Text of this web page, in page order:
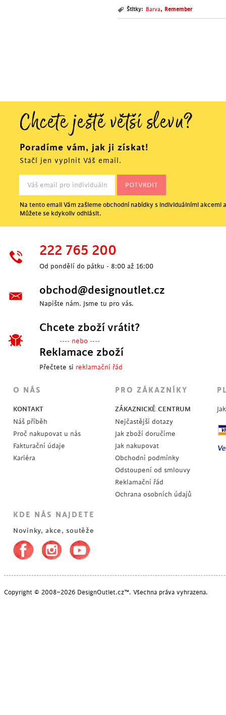
Štítky: Barva, Remember
Chcete ještě větší slevu?
Poradíme vám, jak ji získat!
Stačí jen vyplnit Váš email.
Na tento email Vám zašleme obchodní nabídky s individuálními akcemi
Můžete se kdykoliv odhlásit.
222 765 200
Od pondělí do pátku - 8:00 až 16:00
obchod@designoutlet.cz
Napište nám. Jsme tu pro vás.
Chcete zboží vrátit?
---- nebo ----
Reklamace zboží
Přečtete si reklamační řád
O NÁS
KONTAKT
Náš příběh
Proč nakupovat u nás
Fakturační údaje
Kariéra
PRO ZÁKAZNÍKY
ZÁKAZNICKÉ CENTRUM
Nejčastější dotazy
Jak zboží doručíme
Jak nakupovat
Obchodní podmínky
Odstoupení od smlouvy
Reklamační řád
Ochrana osobních údajů
KDE NÁS NAJDETE
Novinky, akce, soutěže
Copyright © 2008–2026 DesignOutlet.cz™. Všechna práva vyhrazena.